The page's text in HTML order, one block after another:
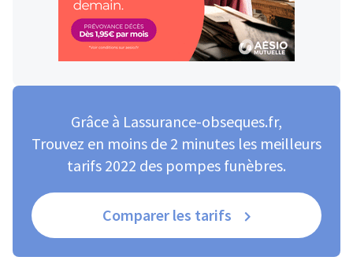
Grâce à Lassurance-obseques.fr,
Trouvez en moins de 2 minutes les meilleurs
tarifs 2022 des pompes funèbres.
Comparer les tarifs